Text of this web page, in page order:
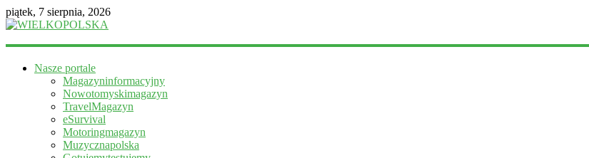
piątek, 7 sierpnia, 2026
WIELKOPOLSKA
informacyjny
Nasze portale
Magazyninformacyjny
Nowotomyskimagazyn
TravelMagazyn
eSurvival
Motoringmagazyn
Muzycznapolska